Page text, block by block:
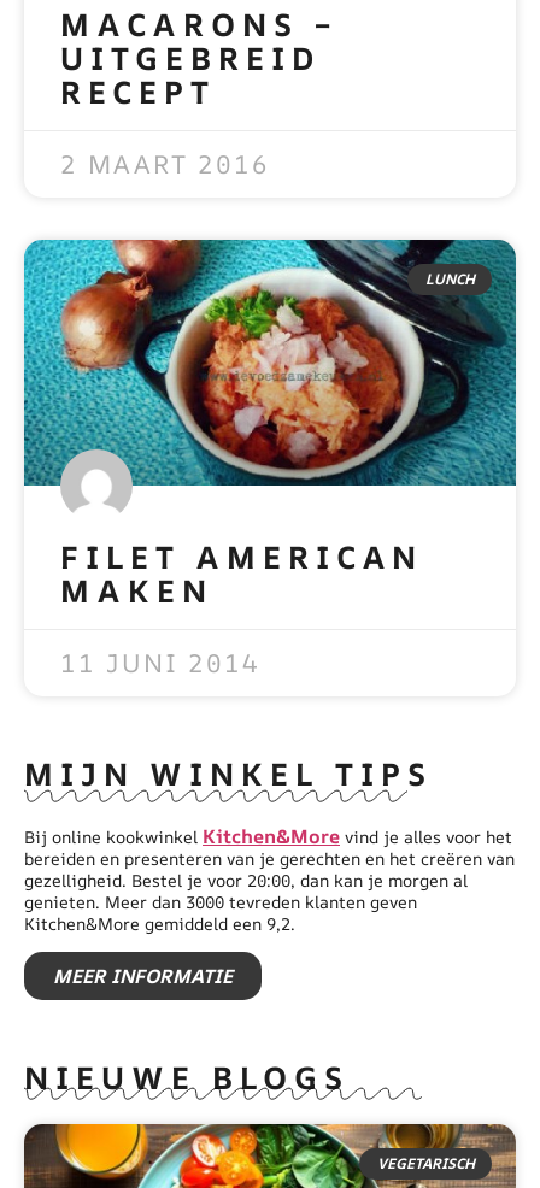
MACARONS –
UITGEBREID
RECEPT
2 MAART 2016
LUNCH
FILET AMERICAN
MAKEN
11 JUNI 2014
MIJN WINKEL TIPS
Bij online kookwinkel Kitchen&More vind je alles voor het
bereiden en presenteren van je gerechten en het creëren van
gezelligheid. Bestel je voor 20:00, dan kan je morgen al
genieten. Meer dan 3000 tevreden klanten geven
Kitchen&More gemiddeld een 9,2.
MEER INFORMATIE
NIEUWE BLOGS
VEGETARISCH